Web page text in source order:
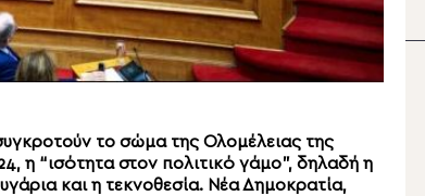
το σώμα της Ολομέλειας της
η “ισότητα στον πολιτικό γάμο”, δηλαδή η
και η τεκνοθεσία. Νέα Δημοκρατία,
Παραδοσιακών Χορών
στο Ναύπλιο